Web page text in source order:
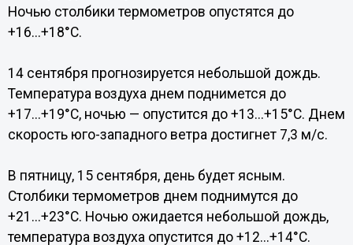
Ночью столбики термометров опустятся до
+16...+18°С.
14 сентября прогнозируется небольшой дождь.
Температура воздуха днем поднимется до
+17...+19°С, ночью — опустится до +13...+15°С. Днем
скорость юго-западного ветра достигнет 7,3 м/с.
В пятницу, 15 сентября, день будет ясным.
Столбики термометров днем поднимутся до
+21...+23°С. Ночью ожидается небольшой дождь,
температура воздуха опустится до +12...+14°С.